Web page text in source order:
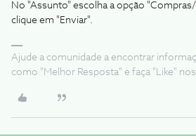
No "Assunto" escolha a opção
clique em "Enviar".
Ajude a comunidade a encontrar
como "Melhor Resposta" e faça "Like"